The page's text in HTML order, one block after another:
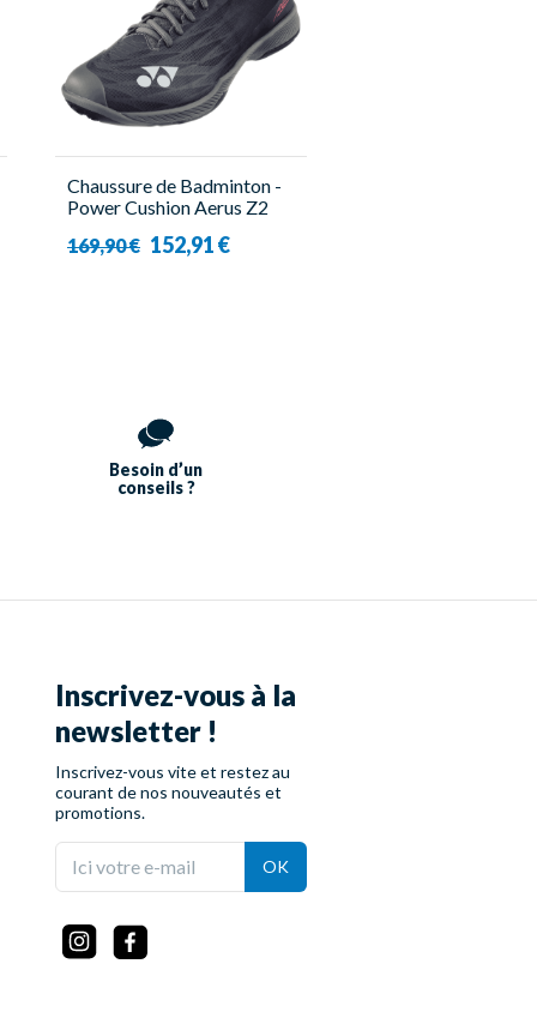
Chaussure de Badminton -
Power Cushion Aerus Z2
169,90 € 152,91 €
Besoin d’un
conseils ?
Inscrivez-vous à la
newsletter !
Inscrivez-vous vite et restez au
courant de nos nouveautés et
promotions.